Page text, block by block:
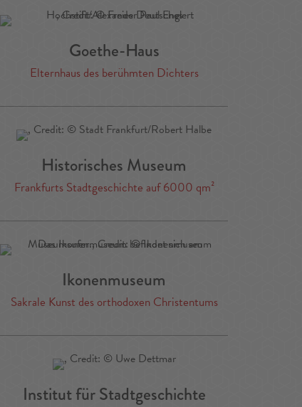
Goethe-Haus
Elternhaus des berühmten Dichters
Historisches Museum
Frankfurts Stadtgeschichte auf 6000 qm²
Ikonenmuseum
Sakrale Kunst des orthodoxen Christentums
Institut für Stadtgeschichte